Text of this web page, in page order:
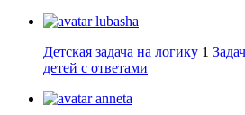
lubasha
Детская задача на логику 1
детей с ответами
anneta